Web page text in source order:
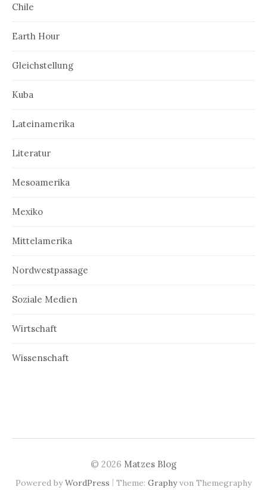
Chile
Earth Hour
Gleichstellung
Kuba
Lateinamerika
Literatur
Mesoamerika
Mexiko
Mittelamerika
Nordwestpassage
Soziale Medien
Wirtschaft
Wissenschaft
© 2026 Matzes Blog
Powered byWordPress | Theme: Graphyvon Themegraphy